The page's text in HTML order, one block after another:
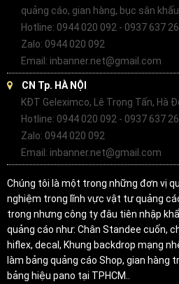
quảng cáo, gian hàng, bục sân
Hotline: 0944 020 092 - 0937 637
Zalo: 0944 020 092
Email: inbanner.net@gmail.com
CN Tp. HÀ NỘI
KĐT Geleximco, Lê Trọng Tấn, Hà
Hotline: 0944 020 092 - 0937 637
Zalo: 0944 020 092
Email: inbanner.net@gmail.com
Chúng tôi là một trong những đơn vị
nghiệm trong lĩnh vực vật tư quảng
trong nhưng công ty đâu tiên nhập
quảng cáo như: Chân Standee cuốn,
hiflex, decal, Khung backdrop mạng
làm bảng quảng cáo Shop, gian hàng
bảng hiệu pano tại TPHCM..